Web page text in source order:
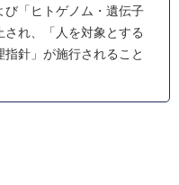
び「ヒトゲノム・遺伝子
れ、「人を対象とする
針」が施行されること